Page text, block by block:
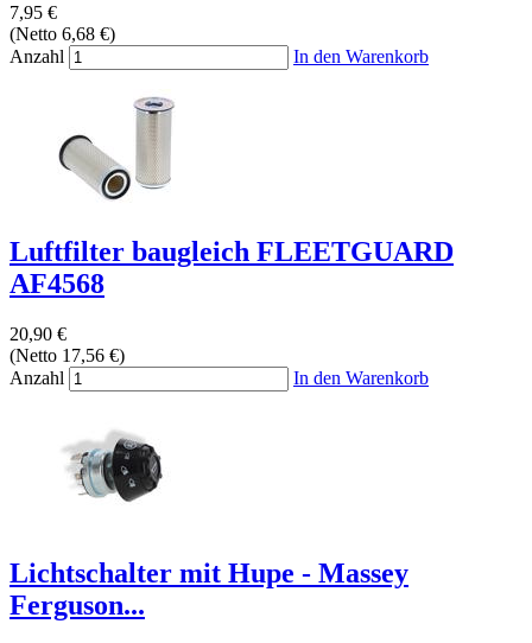
7,95 €
(Netto 6,68 €)
Anzahl
In den Warenkorb
Luftfilter baugleich FLEETGUARD
AF4568
20,90 €
(Netto 17,56 €)
Anzahl
In den Warenkorb
Lichtschalter mit Hupe - Massey
Ferguson...